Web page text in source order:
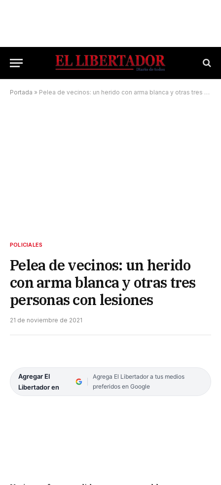
Portada » Pelea de vecinos: un herido con arma blanca y otras tres personas con lesiones
POLICIALES
Pelea de vecinos: un herido
con arma blanca y otras tres
personas con lesiones
21 de noviembre de 2021
Agregar El
Libertador en
Agrega El Libertador a tus medios
preferidos en Google